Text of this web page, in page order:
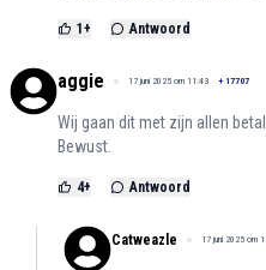
1 + Antwoord
aggie 17 juni 2025 om 11:43 + 17707
Wij gaan dit met zijn allen
Bewust.
4+ Antwoord
Catweazle 17 juni 2025 om